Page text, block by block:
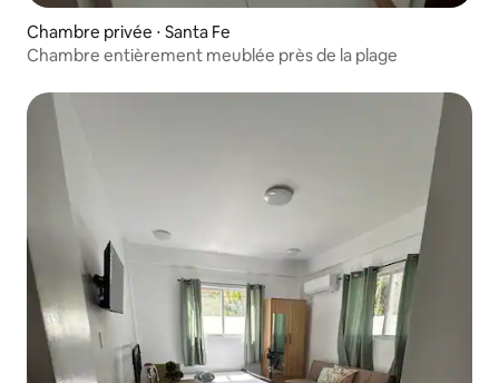
Chambre privée ⋅ Santa Fe
Chambre entièrement meublée près de la plage